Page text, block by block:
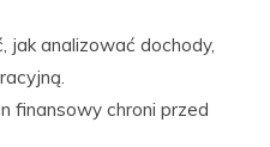
jak analizować dochody,
finansowy chroni przed